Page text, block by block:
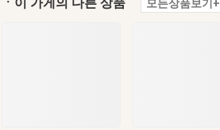
모든상품보기+